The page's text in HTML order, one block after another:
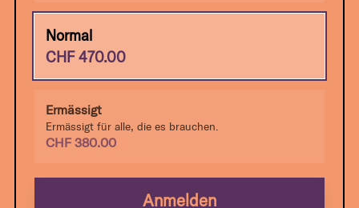
Normal
CHF470.00
Ermässigt
Ermässigt für alle, die es brauchen.
CHF380.00
Anmelden